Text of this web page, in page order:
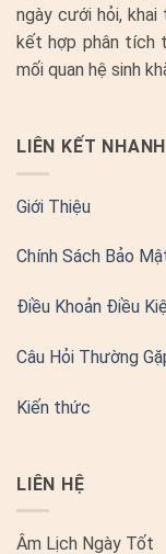
ngày cưới hỏi,
kết hợp phân tích
mối quan hệ sinh
LIÊN KẾT NHANH
Giới Thiệu
Chính Sách Bảo
Điều Khoản Điều
Câu Hỏi Thường
Kiến thức
LIÊN HỆ
Âm Lịch Ngày Tốt